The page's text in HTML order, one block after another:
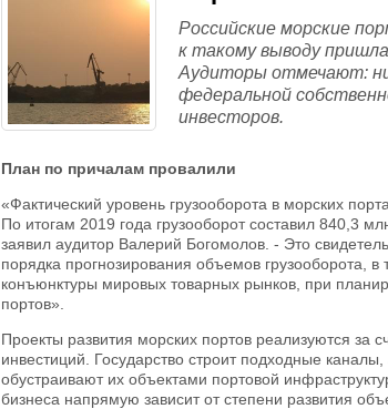
Российские морские
к такому выводу
Аудиторы отмечают:
федеральной
инвесторов.
План по причалам провалили
«Фактический уровень грузооборота в морских
По итогам 2019 года грузооборот составил 840,3
заявил аудитор Валерий Богомолов. - Это
порядка прогнозирования объемов грузооборота,
конъюнктуры мировых товарных рынков, при
портов».
Проекты развития морских портов реализуются за
инвестиций. Государство строит подходные
обустраивают их объектами портовой
бизнеса напрямую зависит от степени развития